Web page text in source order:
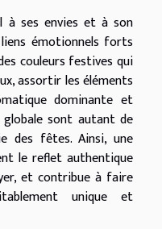
à ses envies et à son
émotionnels forts
couleurs festives qui
assortir les éléments
dominante et
sont autant de
des fêtes. Ainsi, une
le reflet authentique
et contribue à faire
unique et